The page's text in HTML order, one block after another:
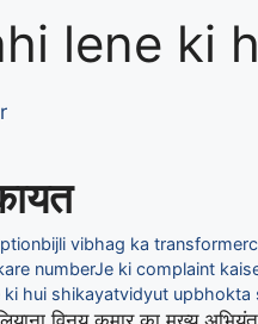
lene ki
bijli vibhag ka transformer
numberJe ki complaint
ki hui shikayatvidyut upbhokta